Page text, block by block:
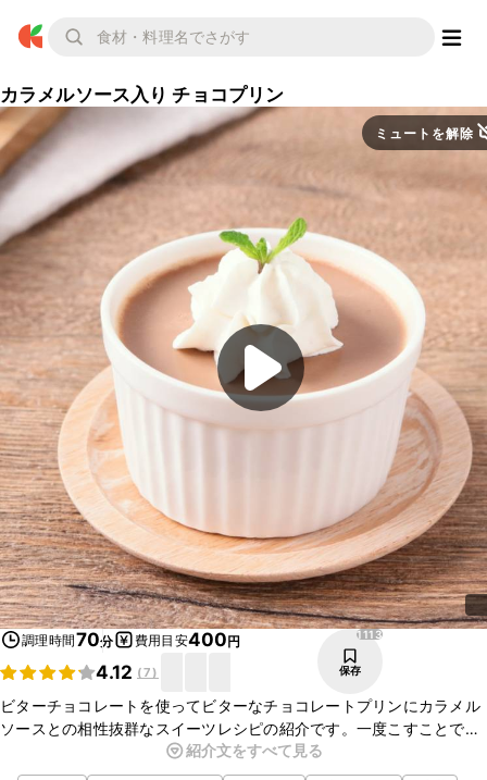
カラメルソース入り チョコプリン
ミュートを解除
調理時間70分 費用目安400円
4.12 (7)
1113
保存
ビターチョコレートを使ってビターなチョコレートプリンにカラメル
ソースとの相性抜群なスイーツレシピの紹介です。一度こすことで、
なめらかな口当たりになりますよ。トッピングは、ベリー類、バナ
ナ、ナッツ類も合いますので是非作ってみてください。
紹介文をすべて見る